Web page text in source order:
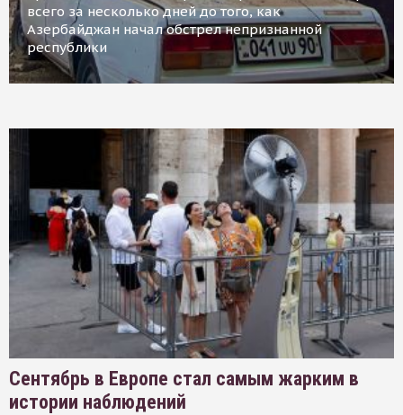
всего за несколько дней до того, как
Азербайджан начал обстрел непризнанной
республики
Сентябрь в Европе стал самым жарким в
истории наблюдений